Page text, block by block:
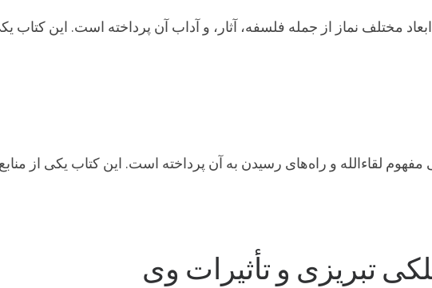
مختلف نماز از جمله فلسفه، آثار، و آداب آن پرداخته است. این کتاب
مفهوم لقاءالله و راه‌های رسیدن به آن پرداخته است. این کتاب یکی از
تبریزی و تأثیرات وی